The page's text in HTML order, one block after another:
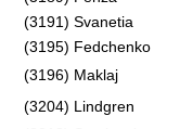
(3191) Svanetia
(3195) Fedchenko
(3196) Maklaj
(3204) Lindgren